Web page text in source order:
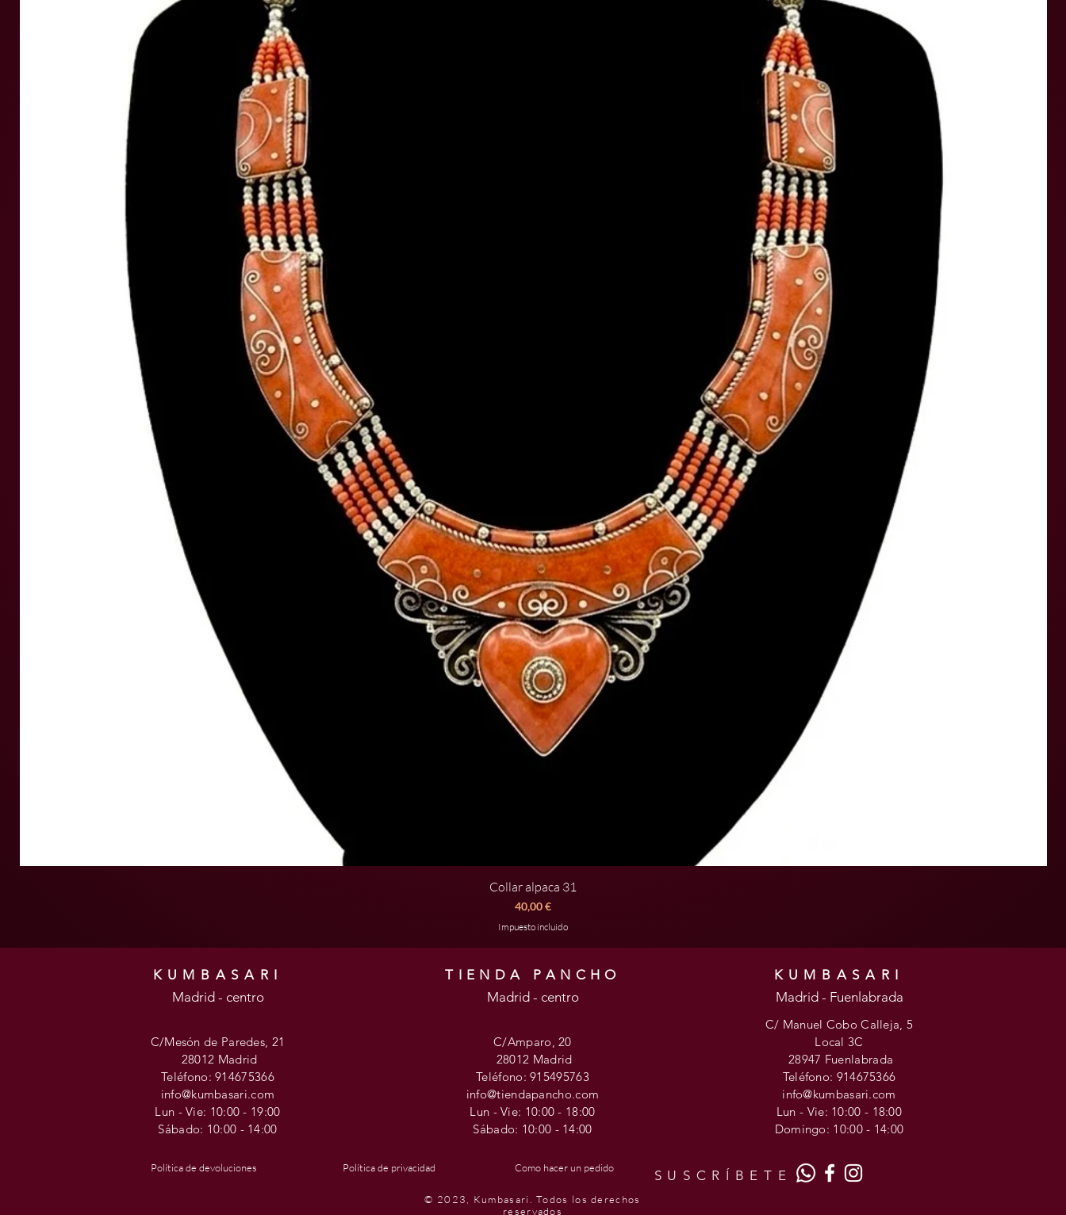
Vista rápida
Collar alpaca 31
Precio
40,00 €
Impuesto incluido
KUMBASARI
Madrid - centro
C/Mesón de Paredes, 21
28012 Madrid
Teléfono: 914675366
info@kumbasari.com
Lun - Vie: 10:00 - 19:00
Sábado: 10:00 - 14:00
Política de devoluciones
TIENDA PANCHO
Madrid - centro
C/Amparo, 20
28012 Madrid
Teléfono: 915495763
info@tiendapancho.com
Lun - Vie: 10:00 - 18:00
​​Sábado: 10:00 - 14:00
Política de privacidad Como hacer un pedido
KUMBASARI
Madrid - Fuenlabrada
C/ Manuel Cobo Calleja, 5
Local 3C
28947 Fuenlabrada
Teléfono: 914675366
info@kumbasari.com
Lun - Vie: 10:00 - 18:00
​​Domingo: 10:00 - 14:00
SUSCRÍBETE
© 2023, Kumbasari. Todos los derechos
reservados